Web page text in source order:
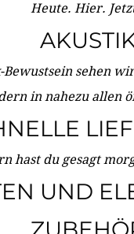
Heute. Hier.
Bewustsein sehen
in nahezu allen
hast du gesagt
UND